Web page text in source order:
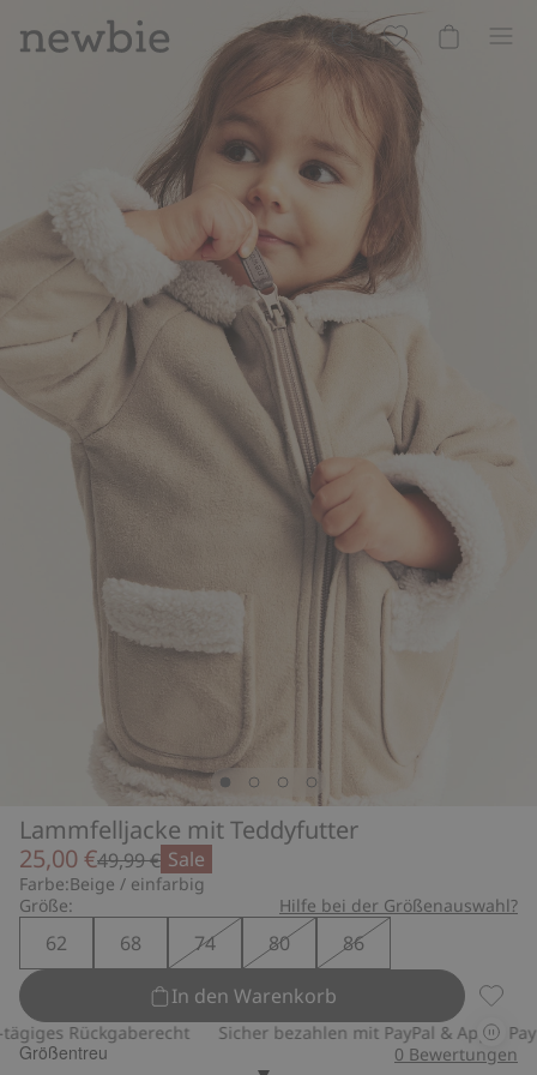
Lammfelljacke mit Teddyfutter
25,00 €49,99 € Sale
Farbe:Beige / einfarbig
Größe:
Hilfe bei der Größenauswahl?
62 68 74 80
86
In den Warenkorb
Rückgaberecht Sicher bezahlen mit PayPal & Apple Pay
Größentreu 0 Bewertungen